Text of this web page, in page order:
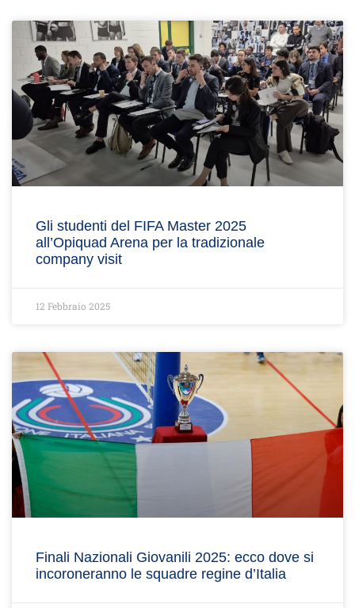
Gli studenti del FIFA Master 2025
all’Opiquad Arena per la tradizionale
company visit
12 Febbraio 2025
Finali Nazionali Giovanili 2025: ecco dove si
incoroneranno le squadre regine d’Italia